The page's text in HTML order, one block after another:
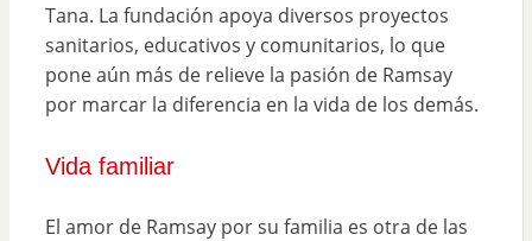
Tana. La fundación apoya diversos proyectos
sanitarios, educativos y comunitarios, lo que
pone aún más de relieve la pasión de Ramsay
por marcar la diferencia en la vida de los demás.
Vida familiar
El amor de Ramsay por su familia es otra de las